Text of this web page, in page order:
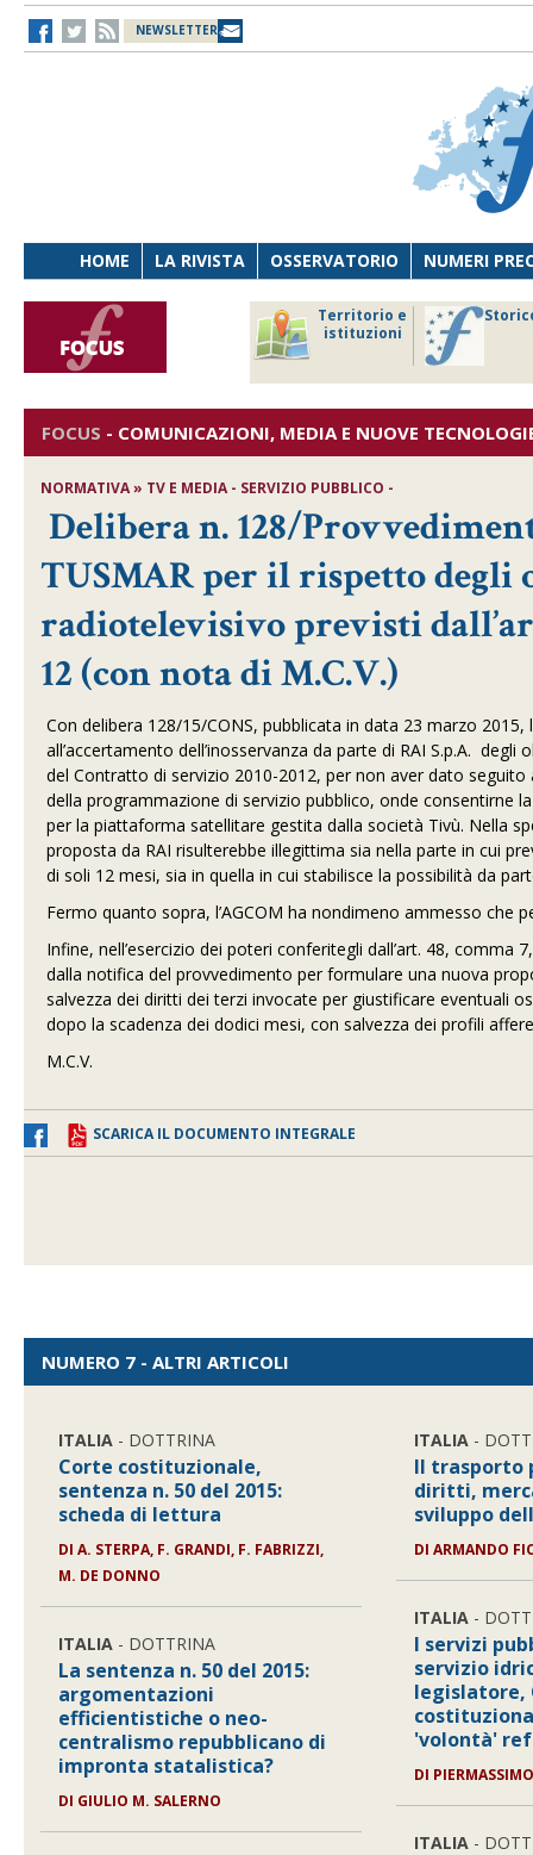
NEWSLETTER
HOME LA RIVISTA OSSERVATORIO NUMERI
Territorio e
istituzioni
FOCUS - COMUNICAZIONI, MEDIA E NUOVE
NORMATIVA » TV E MEDIA - SERVIZIO PUBBLICO -
Delibera n. 128/
TUSMAR per il rispetto
radiotelevisivo previsti
12 (con nota di M.C.V.)
Con delibera 128/15/CONS, pubblicata in data 23 marzo
all’accertamento dell’inosservanza da parte di RAI S.p.A.
del Contratto di servizio 2010-2012, per non aver dato seguito
della programmazione di servizio pubblico, onde consentirne
per la piattaforma satellitare gestita dalla società Tivù. Nella
proposta da RAI risulterebbe illegittima sia nella parte in cui
di soli 12 mesi, sia in quella in cui stabilisce la possibilità da
Fermo quanto sopra, l’AGCOM ha nondimeno ammesso che
Infine, nell’esercizio dei poteri conferitegli dall’art. 48, comma
dalla notifica del provvedimento per formulare una nuova
salvezza dei diritti dei terzi invocate per giustificare eventuali
dopo la scadenza dei dodici mesi, con salvezza dei profili
M.C.V.
SCARICA IL DOCUMENTO INTEGRALE
NUMERO 7 - ALTRI ARTICOLI
ITALIA - DOTTRINA
Corte costituzionale,
sentenza n. 50 del 2015:
scheda di lettura
DIA. STERPA, F. GRANDI, F. FABRIZZI,
M. DE DONNO
ITALIA - DOTTRINA
La sentenza n. 50 del 2015:
argomentazioni
efficientistiche o neo-
centralismo repubblicano di
impronta statalistica?
DI GIULIO M. SALERNO
ITALIA -
Il trasporto
diritti,
sviluppo
DIARMANDO
ITALIA -
I servizi
servizio
legislatore,
'volontà'
DI
ITALIA -